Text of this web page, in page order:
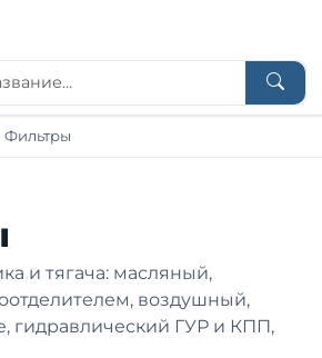
Фильтры
и тягача: масляный,
воздушный,
гидравлический ГУР и КПП,